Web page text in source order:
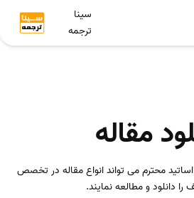
سینا
ترجمه
مقاله
محترم می تواند انواع مقاله در تخصص
دانلود و مطالعه نمایند.